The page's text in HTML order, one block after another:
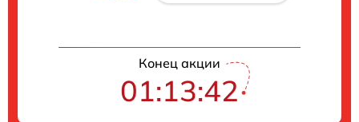
Конец акции
01:13:41